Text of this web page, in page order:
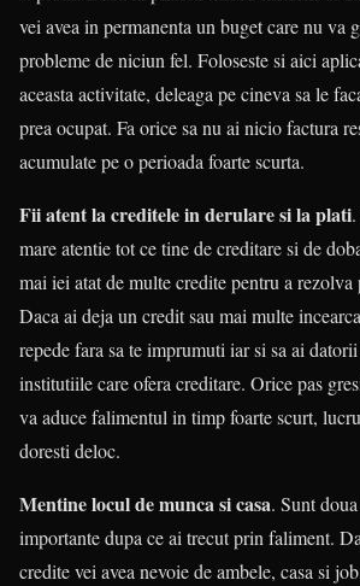
vei avea in permanenta un buget care nu va
probleme de niciun fel. Foloseste si aici
aceasta activitate, deleaga pe cineva sa le
prea ocupat. Fa orice sa nu ai nicio factura
acumulate pe o perioada foarte scurta.
Fii atent la creditele in derulare si la plati
mare atentie tot ce tine de creditare si de
mai iei atat de multe credite pentru a
Daca ai deja un credit sau mai multe
repede fara sa te imprumuti iar si sa ai
institutiile care ofera creditare. Orice pas
va aduce falimentul in timp foarte scurt,
doresti deloc.
Mentine locul de munca si casa. Sunt
importante dupa ce ai trecut prin faliment.
credite vei avea nevoie de ambele, casa si